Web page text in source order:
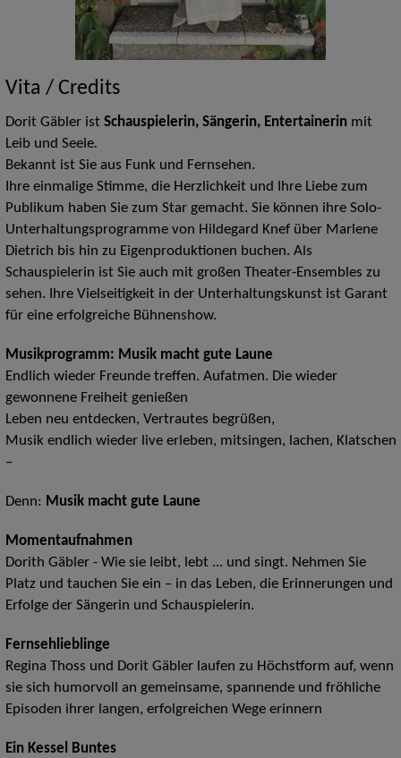
Vita / Credits
Dorit Gäbler ist Schauspielerin, Sängerin, Entertainerinmit
Leib und Seele.
Bekannt ist Sie aus Funk und Fernsehen.
Ihre einmalige Stimme, die Herzlichkeit und Ihre Liebe zum
Publikum haben Sie zum Star gemacht. Sie können ihre Solo-
Unterhaltungsprogramme von Hildegard Knef über Marlene
Dietrich bis hin zu Eigenproduktionen buchen. Als
Schauspielerin ist Sie auch mit großen Theater-Ensembles zu
sehen. Ihre Vielseitigkeit in der Unterhaltungskunst ist Garant
für eine erfolgreiche Bühnenshow.
Musikprogramm: Musik macht gute Laune
Endlich wieder Freunde treffen. Aufatmen. Die wieder
gewonnene Freiheit genießen
Leben neu entdecken, Vertrautes begrüßen,
Musik endlich wieder live erleben, mitsingen, lachen, Klatschen
–
Denn: Musik macht gute Laune
Momentaufnahmen
Dorith Gäbler - Wie sie leibt, lebt ... und singt. Nehmen Sie
Platz und tauchen Sie ein – in das Leben, die Erinnerungen und
Erfolge der Sängerin und Schauspielerin.
Fernsehlieblinge
Regina Thoss und Dorit Gäbler laufen zu Höchstform auf, wenn
sie sich humorvoll an gemeinsame, spannende und fröhliche
Episoden ihrer langen, erfolgreichen Wege erinnern
Ein Kessel Buntes